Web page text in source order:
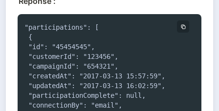
"participations": [
{
"id": "45454545",
"customerId": "123456",
"campaignId": "654321",
"createdAt": "2017-03-13 15:57:59",
"updatedAt": "2017-03-13 16:02:59",
"participationComplete": null,
"connectionBy": "email",